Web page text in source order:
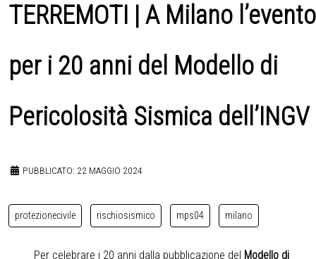
TERREMOTI | A Milano l’evento
per i 20 anni del Modello di
Pericolosità Sismica dell’INGV
PUBBLICATO: 22 MAGGIO 2024
protezionecivile rischiosismico mps04 milano
Per celebrare i 20 anni dalla pubblicazione del Modello di